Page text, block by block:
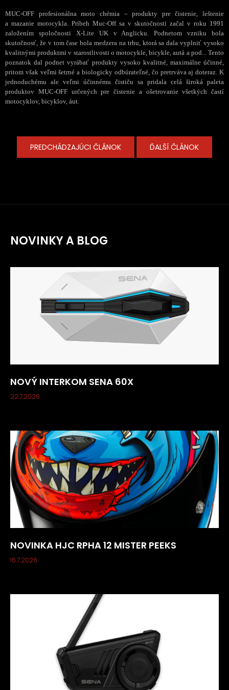
MUC-OFF profesionálna moto chémia – produkty pre čistenie, leštenie
a mazanie motocykla. Príbeh Muc-Off sa v skutočnosti začal v roku 1991
založením spoločnosti X-Lite UK v Anglicku. Podnetom vzniku bola
skutočnosť, že v tom čase bola medzera na trhu, ktorá sa dala vyplniť vysoko
kvalitnými produktmi v starostlivosti o motocykle, bicykle, autá a pod... Tento
poznatok dal podnet vyrábať produkty vysoko kvalitné, maximálne účinné,
pritom však veľmi šetrné a biologicky odbúrateľné, čo pretrváva aj doteraz. K
jednoduchému ale veľmi účinnému čističu sa pridala celá široká paleta
produktov MUC-OFF určených pre čistenie a ošetrovanie všetkých častí
motocyklov, bicyklov, áut.
PREDCHÁDZAJÚCI ČLÁNOK ĎALŠÍ ČLÁNOK
NOVINKY A BLOG
NOVÝ INTERKOM SENA 60X
22.7.2026
NOVINKA HJC RPHA 12 MISTER PEEKS
16.7.2026